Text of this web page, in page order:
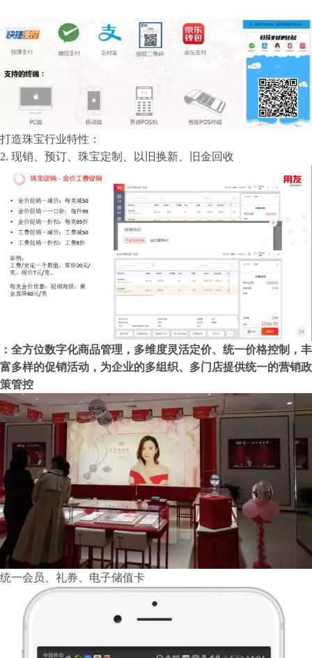
打造珠宝行业特性：
2. 现销、预订、珠宝定制、以旧换新、旧金回收
：全方位数字化商品管理，多维度灵活定价、统一价格控制，丰
富多样的促销活动，为企业的多组织、多门店提供统一的营销政
策管控
统一会员、礼券、电子储值卡